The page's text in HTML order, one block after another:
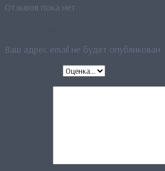
Отзывов пока нет.
Ваш адрес email не будет опубликован.